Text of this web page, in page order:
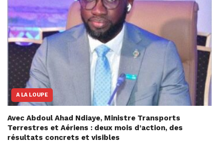
A LA LOUPE
Avec Abdoul Ahad Ndiaye, Ministre Transports
Terrestres et Aériens : deux mois d’action, des
résultats concrets et visibles